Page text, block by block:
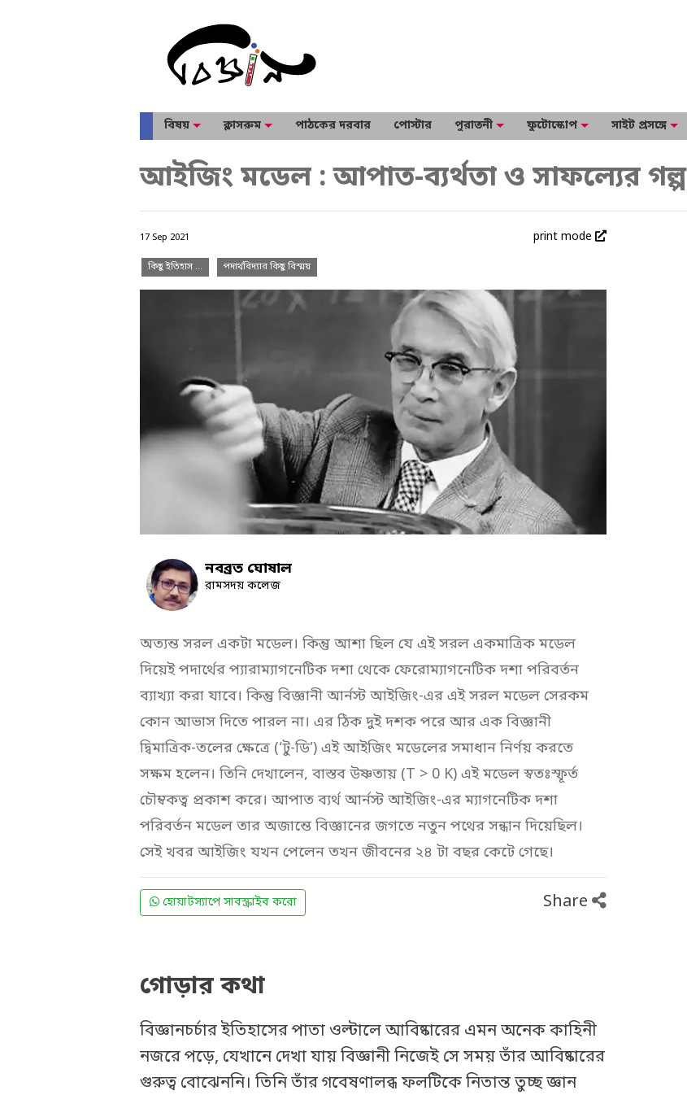
বিষয় ক্লাসরুম পাঠকের দরবার পোস্টার পুরাতনী ফুটোস্কোপ সাইট প্রসঙ্গে
আইজিং মডেল : আপাত-ব্যর্থতা ও সাফল্যের গল্প
17 Sep 2021 print mode
কিছু ইতিহাস … পদার্থবিদ্যার কিছু বিস্ময়
নবব্রত ঘোষাল
রামসদয় কলেজ
অত্যন্ত সরল একটা মডেল। কিন্তু আশা ছিল যে এই সরল একমাত্রিক মডেল
দিয়েই পদার্থের প্যারাম্যাগনেটিক দশা থেকে ফেরোম্যাগনেটিক দশা পরিবর্তন
ব্যাখ্যা করা যাবে। কিন্তু বিজ্ঞানী আর্নস্ট আইজিং-এর এই সরল মডেল সেরকম
কোন আভাস দিতে পারল না। এর ঠিক দুই দশক পরে আর এক বিজ্ঞানী
দ্বিমাত্রিক-তলের ক্ষেত্রে (‘টু-ডি’) এই আইজিং মডেলের সমাধান নির্ণয় করতে
সক্ষম হলেন। তিনি দেখালেন, বাস্তব উষ্ণতায় (T > 0 K) এই মডেল স্বতঃস্ফূর্ত
চৌম্বকত্ব প্রকাশ করে। আপাত ব্যর্থ আর্নস্ট আইজিং-এর ম্যাগনেটিক দশা
পরিবর্তন মডেল তার অজান্তে বিজ্ঞানের জগতে নতুন পথের সন্ধান দিয়েছিল।
সেই খবর আইজিং যখন পেলেন তখন জীবনের ২৪ টা বছর কেটে গেছে।
হোয়াটস্যাপে সাবস্ক্রাইব করো Share
গোড়ার কথা
বিজ্ঞানচর্চার ইতিহাসের পাতা ওল্টালে আবিষ্কারের এমন অনেক কাহিনী
নজরে পড়ে, যেখানে দেখা যায় বিজ্ঞানী নিজেই সে সময় তাঁর আবিষ্কারের
গুরুত্ব বোঝেননি। তিনি তাঁর গবেষণালব্ধ ফলটিকে নিতান্ত তুচ্ছ জ্ঞান